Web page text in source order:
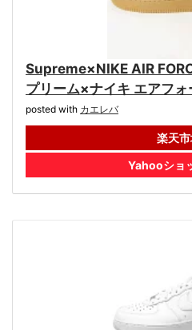
Supreme×NIKE AIR
プリーム×ナイキ エアフォ
posted with カエレバ
楽天
Yahooショ